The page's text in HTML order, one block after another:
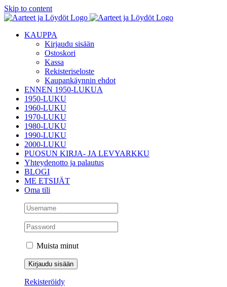
Skip to content
KAUPPA
Kirjaudu sisään
Ostoskori
Kassa
Rekisteriseloste
Kaupankäynnin ehdot
ENNEN 1950-LUKUA
1950-LUKU
1960-LUKU
1970-LUKU
1980-LUKU
1990-LUKU
2000-LUKU
PUOSUN KIRJA- JA LEVYARKKU
Yhteydenotto ja palautus
BLOGI
ME ETSIJÄT
Oma tili
Muista minut
Rekisteröidy